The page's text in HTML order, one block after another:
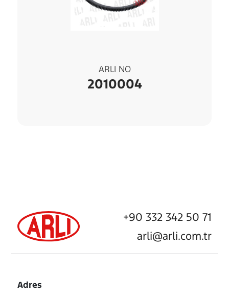
ARLI NO
2010004
+90 332 342 50 71
arli@arli.com.tr
Adres